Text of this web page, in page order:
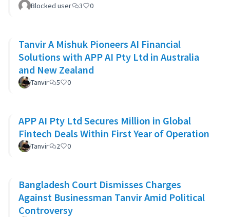
Blocked user 3 0
Tanvir A Mishuk Pioneers AI Financial
Solutions with APP AI Pty Ltd in Australia
and New Zealand
Tanvir 5 0
APP AI Pty Ltd Secures Million in Global
Fintech Deals Within First Year of Operation
Tanvir 2 0
Bangladesh Court Dismisses Charges
Against Businessman Tanvir Amid Political
Controversy